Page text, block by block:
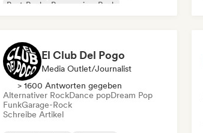
Post-Rock
Progressiver Rock
El Club Del Pogo
Media Outlet/Journalist
> 1600 Antworten gegeben
Alternativer RockDance popDream Pop
FunkGarage-Rock
Schreibe Artikel